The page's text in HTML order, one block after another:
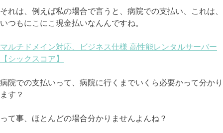
それは、例えば私の場合で言うと、病院での支払い、これは、
いつもにこにこ現金払いなんんですね。
マルチドメイン対応、ビジネス仕様 高性能レンタルサーバー
【シックスコア】
病院での支払いって、病院に行くまでいくら必要かって分かり
ます？
って事、ほとんどの場合分かりませんよんね？